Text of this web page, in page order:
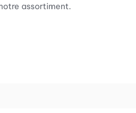
assortiment.